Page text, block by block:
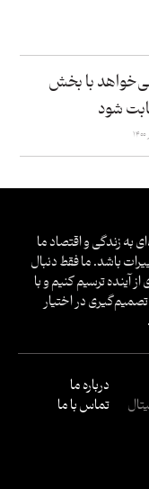
با بخش
شود
به زندگی و اقتصاد ما
باشد. ما فقط دنبال
آینده ترسیم کنیم و با
تصمیم‌گیری در اختیار
درباره ما
تماس با ما